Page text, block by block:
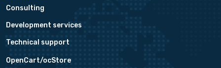
Consulting
Development services
Technical support
OpenCart/ocStore